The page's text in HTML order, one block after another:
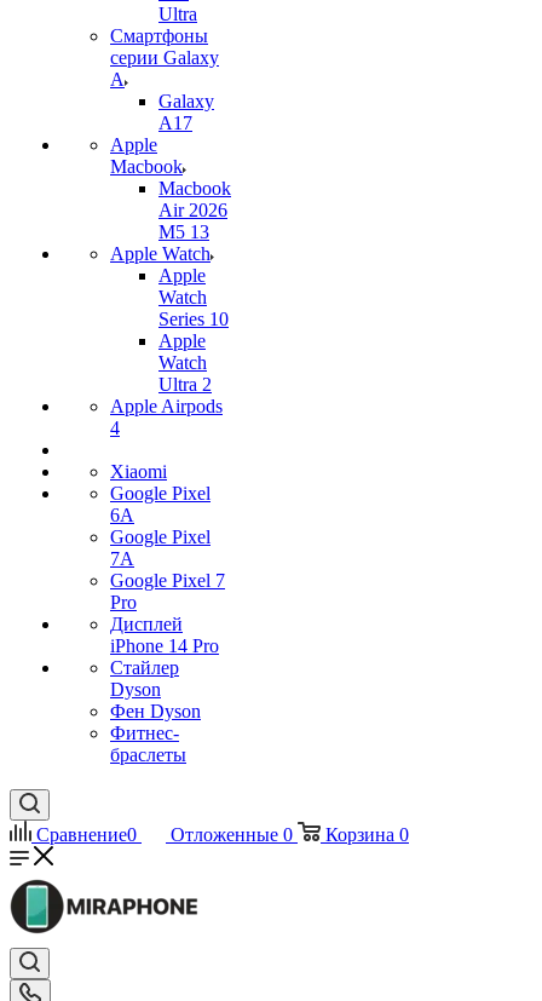
Ultra
Смартфоны
серии Galaxy
A
Galaxy
A17
Apple
Macbook
Macbook
Air 2026
M5 13
Apple Watch
Apple
Watch
Series 10
Apple
Watch
Ultra 2
Apple Airpods
4
Xiaomi
Google Pixel
6A
Google Pixel
7А
Google Pixel 7
Pro
Дисплей
iPhone 14 Pro
Стайлер
Dyson
Фен Dyson
Фитнес-
браслеты
Сравнение0 Отложенные 0 Корзина 0